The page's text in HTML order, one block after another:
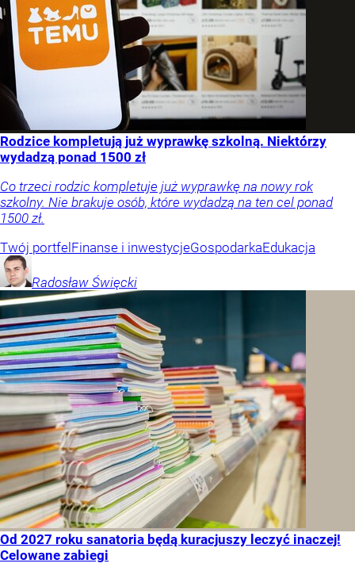
Rodzice kompletują już wyprawkę szkolną. Niektórzy
wydadzą ponad 1500 zł
Co trzeci rodzic kompletuje już wyprawkę na nowy rok
szkolny. Nie brakuje osób, które wydadzą na ten cel ponad
1500 zł.
Twój portfel Finanse i inwestycjeGospodarkaEdukacja
Radosław Święcki
Od 2027 roku sanatoria będą kuracjuszy leczyć inaczej!
Celowane zabiegi